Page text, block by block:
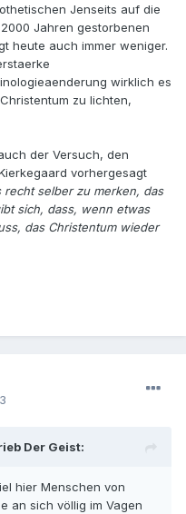
Jenseits auf die
Jahren gestorbenen
heute auch immer weniger.
wirklich es
zu lichten,
der Versuch, den
vorhergesagt
selber zu merken, das
sich, dass, wenn etwas
das Christentum wieder
Der Geist:
hier Menschen von
an sich völlig im Vagen